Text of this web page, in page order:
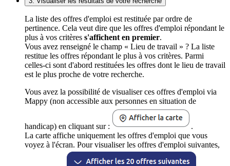
La liste des offres d'emploi est restituée par ordre de
pertinence. Cela veut dire que les offres d'emploi répondant le
plus à vos critères s'affichent en premier.
Vous avez renseigné le champ « Lieu de travail » ? La liste
restitue les offres répondant le plus à vos critères. Parmi
celles-ci sont d'abord restituées les offres dont le lieu de travail
est le plus proche de votre recherche.
Vous avez la possibilité de visualiser ces offres d'emploi via
Mappy (non accessible aux personnes en situation de
handicap) en cliquant sur :
.
La carte affiche uniquement les offres d'emploi que vous
voyez à l'écran. Pour visualiser les offres d'emploi suivantes,